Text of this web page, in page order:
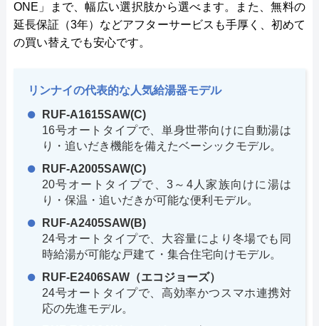
ONE」まで、幅広い選択肢から選べます。また、無料の
延長保証（3年）などアフターサービスも手厚く、初めて
の買い替えでも安心です。
リンナイの代表的な人気給湯器モデル
RUF-A1615SAW(C)
16号オートタイプで、単身世帯向けに自動湯は
り・追いだき機能を備えたベーシックモデル。
RUF-A2005SAW(C)
20号オートタイプで、3～4人家族向けに湯は
り・保温・追いだきが可能な便利モデル。
RUF-A2405SAW(B)
24号オートタイプで、大容量により冬場でも同
時給湯が可能な戸建て・集合住宅向けモデル。
RUF-E2406SAW（エコジョーズ）
24号オートタイプで、高効率かつスマホ連携対
応の先進モデル。